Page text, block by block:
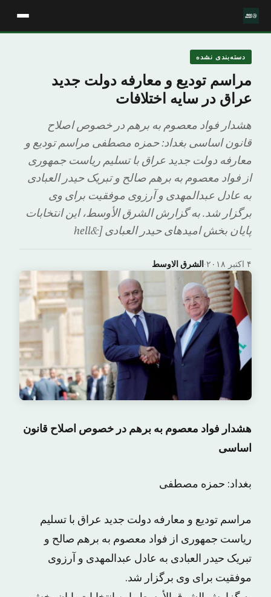
دسته‌بندی نشده
مراسم تودیع و معارفه دولت جدید
عراق در سایه اختلافات
هشدار فواد معصوم به برهم در خصوص اصلاح
قانون اساسی بغداد: حمزه مصطفى مراسم تودیع و
معارفه دولت جدید عراق با تسلیم ریاست جمهوری
از فواد معصوم به برهم صالح و تبریک حیدر العبادی
به عادل عبدالمهدی و آرزوی موفقیت برای وی
برگزار شد. به گزارش الشرق الأوسط، این انتخابات
پایان بخش امیدهای حیدر العبادی [&hell
الشرق الاوسط· ۴ اکتبر ۲۰۱۸
هشدار فواد معصوم به برهم در خصوص اصلاح قانون
اساسی
بغداد: حمزه مصطفى
مراسم تودیع و معارفه دولت جدید عراق با تسلیم
ریاست جمهوری از فواد معصوم به برهم صالح و
تبریک حیدر العبادی به عادل عبدالمهدی و آرزوی
موفقیت برای وی برگزار شد.